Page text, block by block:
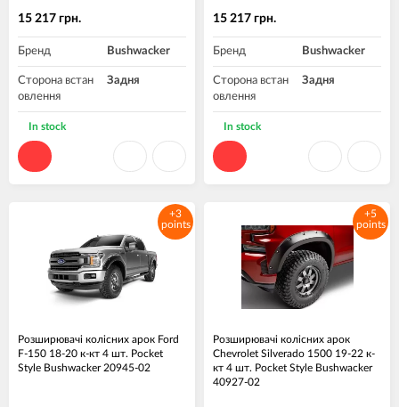
15 217 грн.
Бренд Bushwacker
Сторона встан
овлення
Задня
Матеріал
In stock
15 217 грн.
Бренд Bushwacker
Сторона встан
овлення
Задня
Матеріал
In stock
+3
points
Розширювачі колісних арок Ford
F-150 18-20 к-кт 4 шт. Pocket
Style Bushwacker 20945-02
+5
points
Розширювачі колісних арок
Chevrolet Silverado 1500 19-22 к-
кт 4 шт. Pocket Style Bushwacker
40927-02